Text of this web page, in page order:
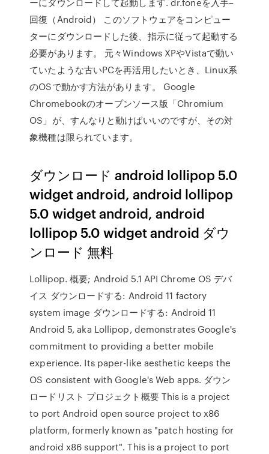
回復（Android） このソフトウェアをコンピュー
ターにダウンロードした後、指示に従って起動する
必要があります。 元々Windows XPやVistaで動い
ていたような古いPCを再活用したいとき、Linux系
のOSで動かす方法があります。 Google
Chromebookのオープンソース版「Chromium
OS」が、すんなりと動けばいいのですが、その対
象機種は限られています。
ダウンロード android lollipop 5.0
widget android, android lollipop
5.0 widget android, android
lollipop 5.0 widget android ダウ
ンロード 無料
Lollipop. 概要; Android 5.1 API Chrome OS デバ
イス ダウンロードする: Android 11 factory
system image ダウンロードする: Android 11
Android 5, aka Lollipop, demonstrates Google's
commitment to providing a better mobile
experience. Its paper-like aesthetic keeps the
OS consistent with Google's Web apps. ダウン
ロードリスト プロジェクト概要 This is a project
to port Android open source project to x86
platform, formerly known as "patch hosting for
android x86 support". This is a project to port